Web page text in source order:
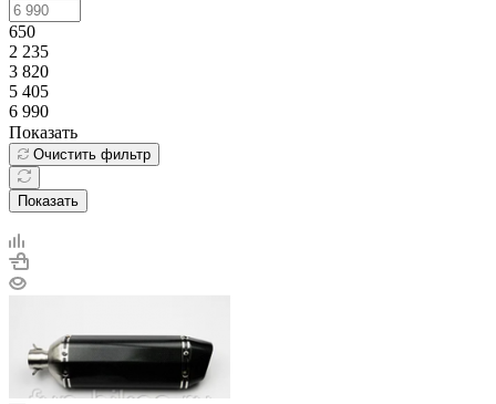
650
2 235
3 820
5 405
6 990
Показать
Очистить фильтр
Показать